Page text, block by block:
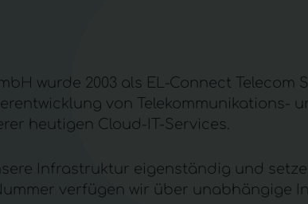
wurde 2003 als EL-Connect
von
heutigen Cloud-IT-Services.
Infrastruktur eigenständig und
verfügen wir über unabhängige